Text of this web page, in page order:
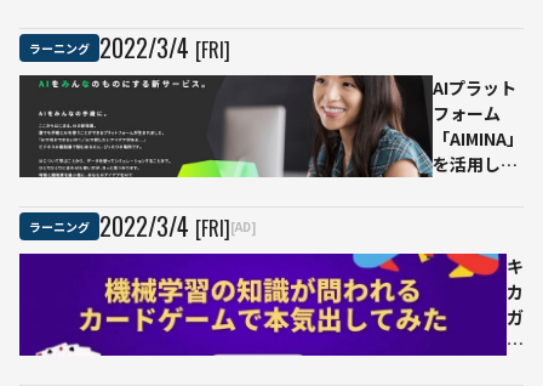
能性
や活
用事
例を
を描いて
みた
ラーニング 2022/3/4 [FRI]
AIプラット
フォーム
「AIMINA」
を活用した
ミング知識
なしで画像
処理・自然
言語処理な
ラーニング 2022/3/4 [FRI][AD]
キ
カ
ガ
ク